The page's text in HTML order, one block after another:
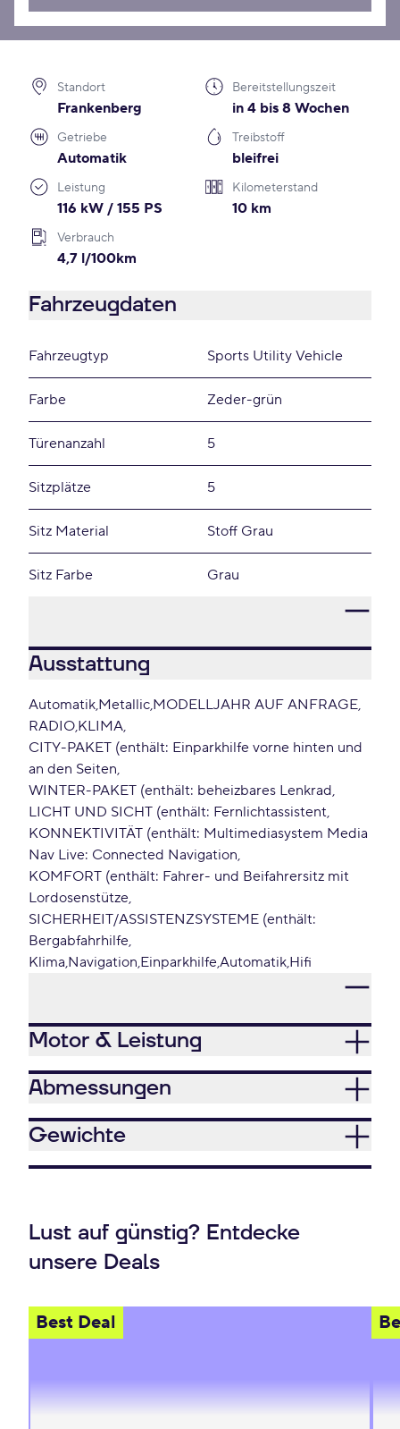
Standort
Frankenberg
Bereitstellungszeit
in 4 bis 8 Wochen
Getriebe
Automatik
Treibstoff
bleifrei
Leistung
116 kW / 155 PS
Kilometerstand
10 km
Verbrauch
4,7 l/100km
Fahrzeugdaten
Fahrzeugtyp Sports Utility Vehicle
Farbe Zeder-grün
Türenanzahl 5
Sitzplätze 5
Sitz Material Stoff Grau
Sitz Farbe Grau
Ausstattung
Automatik Metallic MODELLJAHR AUF ANFRAGE
RADIO KLIMA
CITY-PAKET (enthält: Einparkhilfe vorne hinten und
an den Seiten
WINTER-PAKET (enthält: beheizbares Lenkrad
LICHT UND SICHT (enthält: Fernlichtassistent
KONNEKTIVITÄT (enthält: Multimediasystem Media
Nav Live: Connected Navigation
KOMFORT (enthält: Fahrer- und Beifahrersitz mit
Lordosenstütze
SICHERHEIT/ASSISTENZSYSTEME (enthält:
Bergabfahrhilfe
Klima Navigation EinparkhilfeAutomatik Hifi
Motor & Leistung
Abmessungen
Gewichte
Lust auf günstig? Entdecke
unsere Deals
Best Deal